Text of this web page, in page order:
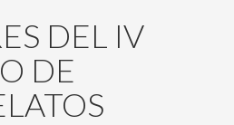
DEL IV
DE